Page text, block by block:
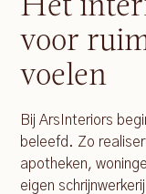
voor
voelen
Bij ArsInteriors
beleefd. Zo
apotheken,
eigen